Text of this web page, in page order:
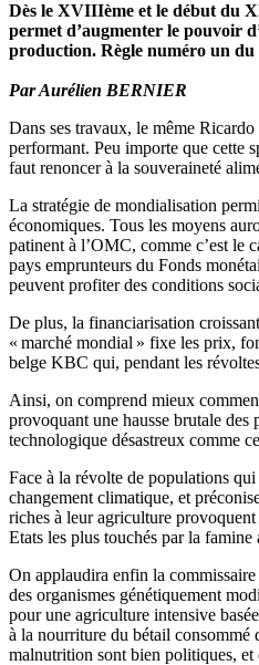
Dès le XVIIIème et le début du
permet d’augmenter le pouvoir
production. Règle numéro un
Par Aurélien BERNIER
Dans ses travaux, le même
performant. Peu importe que cette
faut renoncer à la souveraineté
La stratégie de mondialisation
économiques. Tous les moyens
patinent à l’OMC, comme c’est le
pays emprunteurs du Fonds
peuvent profiter des conditions
De plus, la financiarisation
« marché mondial » fixe les prix,
belge KBC qui, pendant les
Ainsi, on comprend mieux
provoquant une hausse brutale
technologique désastreux comme
Face à la révolte de populations
changement climatique, et
riches à leur agriculture
Etats les plus touchés par la
On applaudira enfin la
des organismes génétiquement
pour une agriculture intensive
à la nourriture du bétail consommé
malnutrition sont bien politiques,